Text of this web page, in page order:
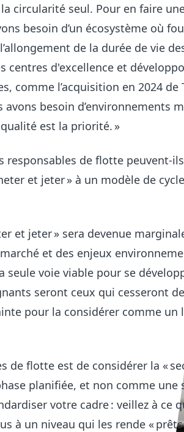
circularité seul. Pour en faire
besoin d’un écosystème où
de la durée de vie
centres d'excellence et
comme l’acquisition en 2024 de
avons besoin d’environnements
est la priorité. »
responsables de flotte peuvent-ils
et jeter » à un modèle de
et jeter » sera devenue
et des enjeux
seule voie viable pour se
seront ceux qui cesseront
pour la considérer comme un
de flotte est de considérer la «
planifiée, et non comme une
votre cadre : veillez à ce
à un niveau qui les rende «